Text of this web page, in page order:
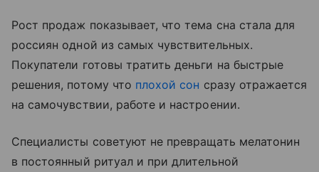
Рост продаж показывает, что тема сна стала для
россиян одной из самых чувствительных.
Покупатели готовы тратить деньги на быстрые
решения, потому что плохой сон сразу отражается
на самочувствии, работе и настроении.
Специалисты советуют не превращать мелатонин
в постоянный ритуал и при длительной